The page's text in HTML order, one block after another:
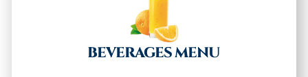
BEVERAGES MENU